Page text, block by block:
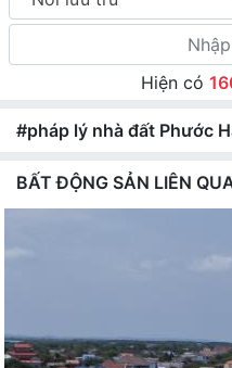
Hiện có
#pháp lý nhà đất Phước
BẤT ĐỘNG SẢN LIÊN